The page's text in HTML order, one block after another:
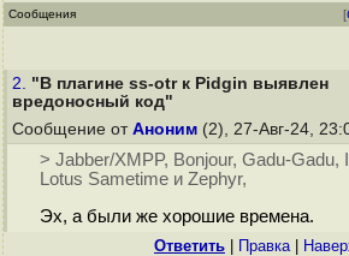
Сообщения [
2. "В плагине ss-otr к Pidgin выявлен
вредоносный код"
Сообщение от Аноним (2), 27-Авг-24,
> Jabber/XMPP, Bonjour, Gadu-Gadu,
Lotus Sametime и Zephyr,
Эх, а были же хорошие времена.
Ответить Правка|